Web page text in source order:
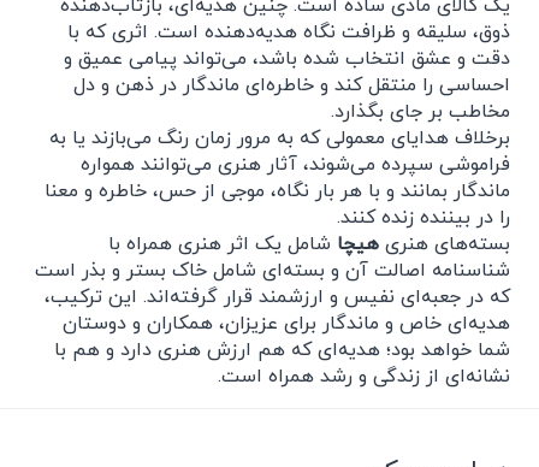
ذوق، سلیقه و ظرافت نگاه هدیه‌دهنده است. اثری که با
دقت و عشق انتخاب شده باشد، می‌تواند پیامی عمیق و
احساسی را منتقل کند و خاطره‌ای ماندگار در ذهن و دل
مخاطب بر جای بگذارد.
برخلاف هدایای معمولی که به مرور زمان رنگ می‌بازند یا به
فراموشی سپرده می‌شوند، آثار هنری می‌توانند همواره
ماندگار بمانند و با هر بار نگاه، موجی از حس، خاطره و معنا
را در بیننده زنده کنند.
بسته‌های هنریهیچا شامل یک اثر هنری همراه با
شناسنامه اصالت آن و بسته‌ای شامل خاک بستر و بذر است
که در جعبه‌ای نفیس و ارزشمند قرار گرفته‌اند. این ترکیب،
هدیه‌ای خاص و ماندگار برای عزیزان، همکاران و دوستان
شما خواهد بود؛ هدیه‌ای که هم ارزش هنری دارد و هم با
نشانه‌ای از زندگی و رشد همراه است.